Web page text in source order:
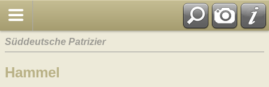
Süddeutsche Patrizier
Hammel